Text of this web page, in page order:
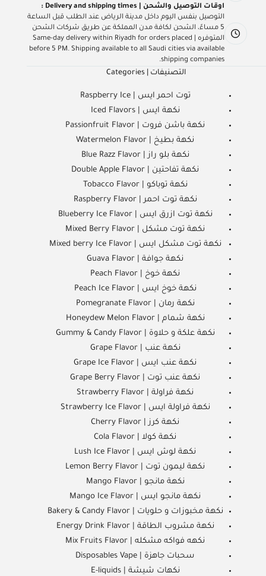
اوقات التوصيل والشحن | Delivery and shipping times :
التوصيل بنفس اليوم داخل مدينة الرياض عند الطلب قبل الساعة
5 مساءً، الشحن لكافة مدن المملكة عن طريق شركات الشحن
المتوفره | Same-day delivery within Riyadh for orders placed
before 5 PM. Shipping available to all Saudi cities via available
shipping companies.
التصنيفات | Categories
توت احمر ايس | Raspberry Ice
نكهة ايس | Iced Flavors
نكهة باشن فروت | Passionfruit Flavor
نكهة بطيخ | Watermelon Flavor
نكهة بلو راز | Blue Razz Flavor
نكهة تفاحتين | Double Apple Flavor
نكهة توباكو | Tobacco Flavor
نكهة توت احمر | Raspberry Flavor
نكهة توت ازرق ايس | Blueberry Ice Flavor
نكهة توت مشكل | Mixed Berry Flavor
نكهة توت مشكل ايس | Mixed berry Ice Flavor
نكهة جوافة | Guava Flavor
نكهة خوخ | Peach Flavor
نكهة خوخ ايس | Peach Ice Flavor
نكهة رمان | Pomegranate Flavor
نكهة شمام | Honeydew Melon Flavor
نكهة علكة و حلاوة | Gummy & Candy Flavor
نكهة عنب | Grape Flavor
نكهة عنب ايس | Grape Ice Flavor
نكهة عنب توت | Grape Berry Flavor
نكهة فراولة | Strawberry Flavor
نكهة فراولة ايس | Strawberry Ice Flavor
نكهة كرز | Cherry Flavor
نكهة كولا | Cola Flavor
نكهة لوش ايس | Lush Ice Flavor
نكهة ليمون توت | Lemon Berry Flavor
نكهة مانجو | Mango Flavor
نكهة مانجو ايس | Mango Ice Flavor
نكهة مخبوزات و حلويات | Bakery & Candy Flavor
نكهة مشروب الطاقة | Energy Drink Flavor
نكهه فواكه مشكله | Mix Fruits Flavor
سحبات جاهزة | Disposables Vape
نكهات شيشة | E-liquids